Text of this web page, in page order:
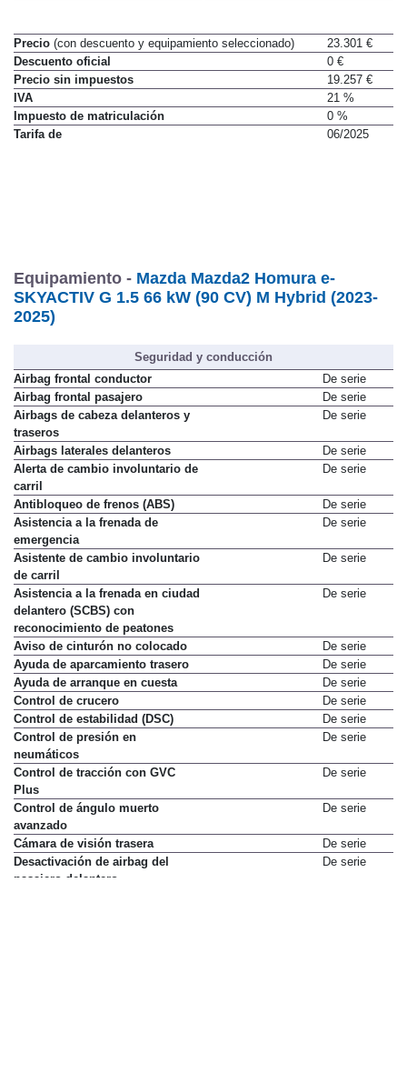
Precio (con descuento y equipamiento seleccionado)
23.301 €
Descuento oficial
0 €
Precio sin impuestos
19.257 €
IVA
21 %
Impuesto de matriculación
0 %
Tarifa de
06/2025
Equipamiento - Mazda Mazda2 Homura e-
SKYACTIV G 1.5 66 kW (90 CV) M Hybrid (2023-
2025)
Seguridad y conducción
Airbag frontal conductor
De serie
Airbag frontal pasajero
De serie
Airbags de cabeza delanteros y
traseros
De serie
Airbags laterales delanteros
De serie
Alerta de cambio involuntario de
carril
De serie
Antibloqueo de frenos (ABS)
De serie
Asistencia a la frenada de
emergencia
De serie
Asistente de cambio involuntario
de carril
De serie
As­ist­en­cia a la fren­ada en ci­udad
delantero (SCBS) con
reconocimiento de peatones
De serie
Aviso de cinturón no colocado
De serie
Ayuda de aparcamiento trasero
De serie
Ayuda de arranque en cuesta
De serie
Control de crucero
De serie
Control de estabilidad (DSC)
De serie
Control de presión en
neumáticos
De serie
Control de tracción con GVC
Plus
De serie
Control de ángulo muerto
avanzado
De serie
Cámara de visión trasera
De serie
Desactivación de airbag del
pasajero delantero
De serie